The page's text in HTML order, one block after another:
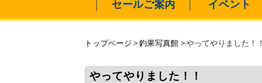
セールご案内 イベント
トップページ 釣果写真館 やってやりました！！
やってやりました！！